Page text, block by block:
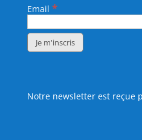
Email *
Notre newsletter est reçue